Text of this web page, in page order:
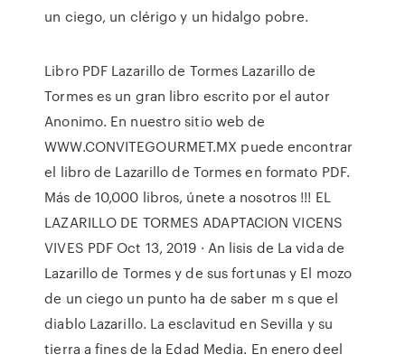
un ciego, un clérigo y un hidalgo pobre.
Libro PDF Lazarillo de Tormes Lazarillo de
Tormes es un gran libro escrito por el autor
Anonimo. En nuestro sitio web de
WWW.CONVITEGOURMET.MX puede encontrar
el libro de Lazarillo de Tormes en formato PDF.
Más de 10,000 libros, únete a nosotros !!! EL
LAZARILLO DE TORMES ADAPTACION VICENS
VIVES PDF Oct 13, 2019 · An lisis de La vida de
Lazarillo de Tormes y de sus fortunas y El mozo
de un ciego un punto ha de saber m s que el
diablo Lazarillo. La esclavitud en Sevilla y su
tierra a fines de la Edad Media. En enero deel